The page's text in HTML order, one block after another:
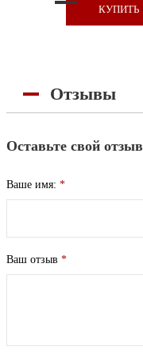
КУПИТЬ
Отзывы
Оставьте свой отзыв
Ваше имя: *
Ваш отзыв *